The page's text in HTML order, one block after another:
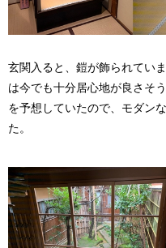
玄関入ると、鎧が飾られてい
は今でも十分居心地が良さそ
を予想していたので、モダン
た。